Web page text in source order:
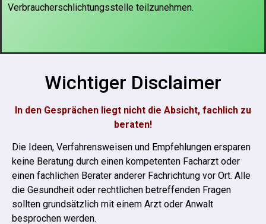
Verbraucherschlichtungsstelle teilzunehmen.
Wichtiger Disclaimer
In den Gesprächen liegt nicht die Absicht, fachlich zu
beraten!
Die Ideen, Verfahrensweisen und Empfehlungen ersparen
keine Beratung durch einen kompetenten Facharzt oder
einen fachlichen Berater anderer Fachrichtung vor Ort. Alle
die Gesundheit oder rechtlichen betreffenden Fragen
sollten grundsätzlich mit einem Arzt oder Anwalt
besprochen werden.